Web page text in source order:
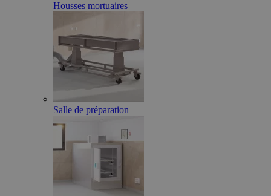
Housses mortuaires
Salle de préparation